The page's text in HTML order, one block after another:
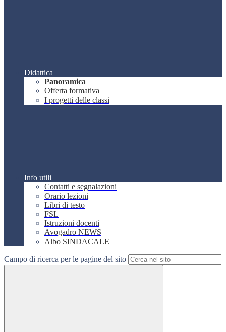
Didattica
Panoramica
Offerta formativa
I progetti delle classi
Info utili
Contatti e segnalazioni
Orario lezioni
Libri di testo
FSL
Istruzioni docenti
Avogadro NEWS
Albo SINDACALE
Campo di ricerca per le pagine del sito